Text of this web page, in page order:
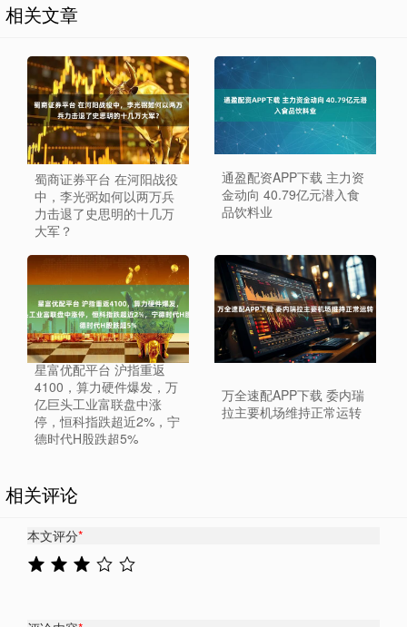
相关文章
蜀商证券平台 在河阳战役
中，李光弼如何以两万兵
力击退了史思明的十几万
大军？
通盈配资APP下载 主力资
金动向 40.79亿元潜入食
品饮料业
星富优配平台 沪指重返
4100，算力硬件爆发，万
亿巨头工业富联盘中涨
停，恒科指跌超近2%，宁
德时代H股跌超5%
万全速配APP下载 委内瑞
拉主要机场维持正常运转
相关评论
本文评分*